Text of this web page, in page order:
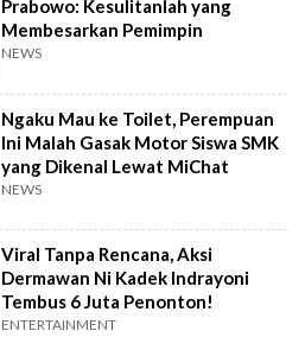
Prabowo: Kesulitanlah yang
Membesarkan Pemimpin
NEWS
Ngaku Mau ke Toilet, Perempuan
Ini Malah Gasak Motor Siswa SMK
yang Dikenal Lewat MiChat
NEWS
Viral Tanpa Rencana, Aksi
Dermawan Ni Kadek Indrayoni
Tembus 6 Juta Penonton!
ENTERTAINMENT